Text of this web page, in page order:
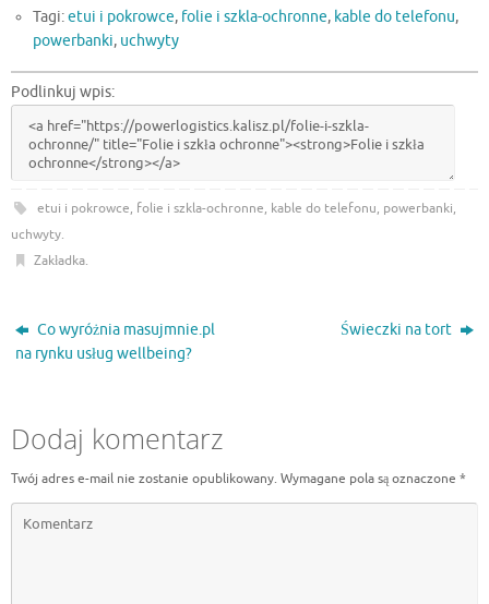
Tagi:etui i pokrowce, folie i szkla-ochronne, kable do telefonu,
powerbanki, uchwyty
Podlinkuj wpis:
etui i pokrowce, folie i szkla-ochronne, kable do telefonu, powerbanki,
uchwyty.
Zakładka.
Co wyróżnia masujmnie.pl
na rynku usług wellbeing?
Świeczki na tort
Dodaj komentarz
Twój adres e-mail nie zostanie opublikowany. Wymagane pola są oznaczone *